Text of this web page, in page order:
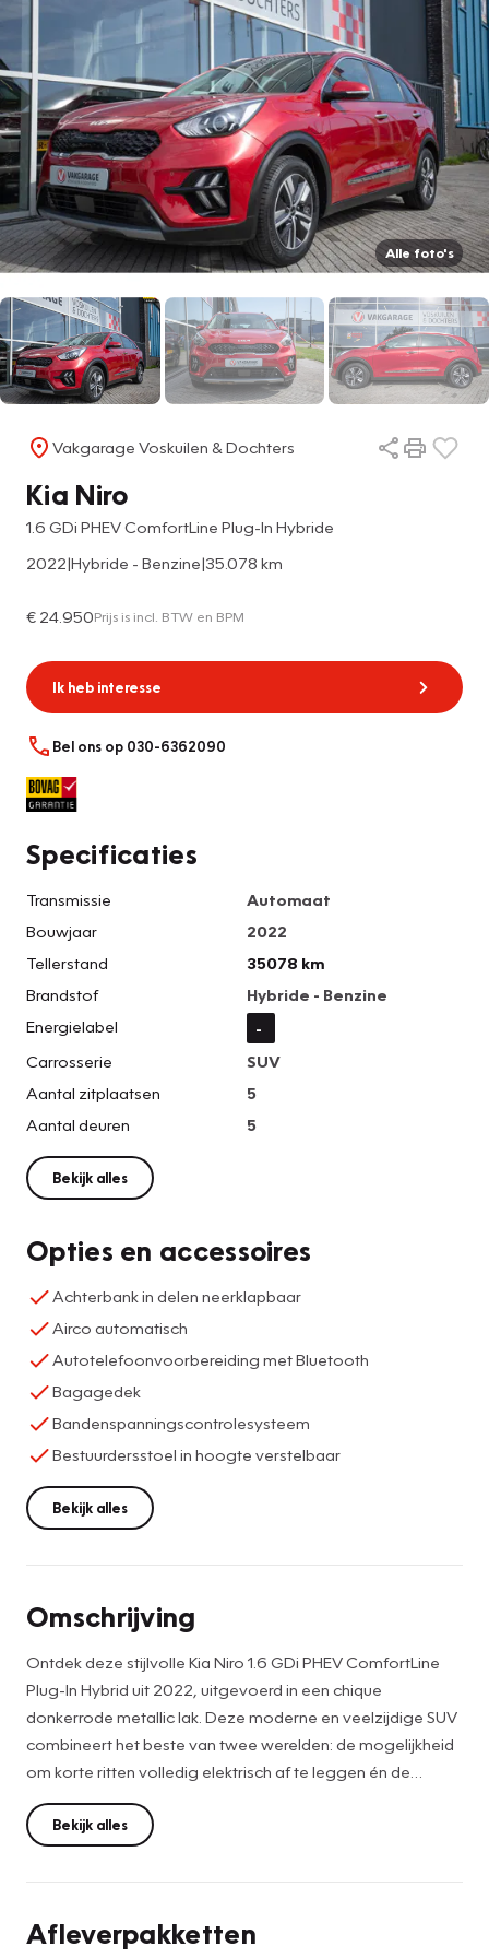
Alle foto's
Vakgarage Voskuilen & Dochters
Kia Niro
1.6 GDi PHEV ComfortLine Plug-In Hybride
2022|Hybride - Benzine|35.078 km
€ 24.950Prijs is incl. BTW en BPM
Ik heb interesse
Bel ons op 030-6362090
Specificaties
Transmissie
Automaat
Bouwjaar
2022
Tellerstand
35078 km
Brandstof
Hybride - Benzine
Energielabel
-
Carrosserie
SUV
Aantal zitplaatsen
5
Aantal deuren
5
Bekijk alles
Opties en accessoires
Achterbank in delen neerklapbaar
Airco automatisch
Autotelefoonvoorbereiding met Bluetooth
Bagagedek
Bandenspanningscontrolesysteem
Bestuurdersstoel in hoogte verstelbaar
Bekijk alles
Omschrijving
Ontdek deze stijlvolle Kia Niro 1.6 GDi PHEV ComfortLine
Plug-In Hybrid uit 2022, uitgevoerd in een chique
donkerrode metallic lak. Deze moderne en veelzijdige SUV
combineert het beste van twee werelden: de mogelijkheid
om korte ritten volledig elektrisch af te leggen én de
vrijheid van een efficiënte benzinemotor voor langere
afstanden. Daarmee is deze Niro ideaal voor zowel
dagelijks woon-werkverkeer als comfortabele
en praktische opties. Zo beschikt de auto over Apple
Bekijk alles
Afleverpakketten